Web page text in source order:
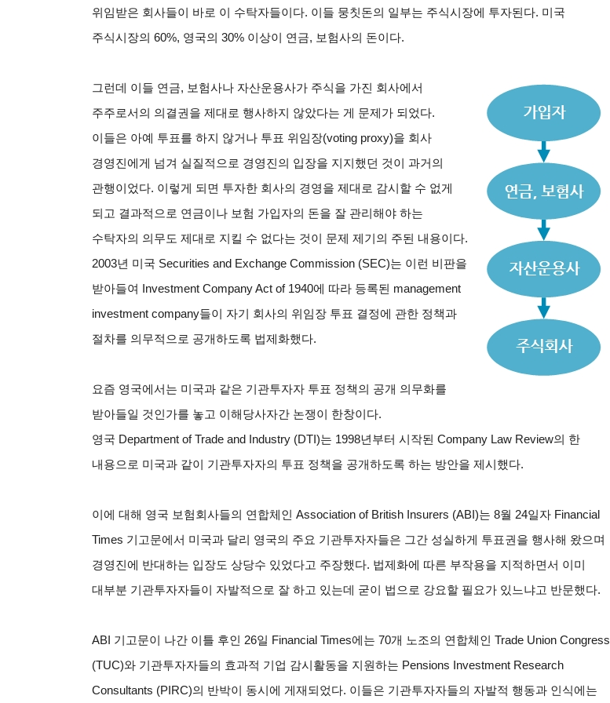
위임받은 회사들이 바로 이 수탁자들이다. 이들 뭉칫돈의 일부는 주식시장에 투자된다. 미국
주식시장의 60%, 영국의 30% 이상이 연금, 보험사의 돈이다.
그런데 이들 연금, 보험사나 자산운용사가 주식을 가진 회사에서
주주로서의 의결권을 제대로 행사하지 않았다는 게 문제가 되었다.
이들은 아예 투표를 하지 않거나 투표 위임장(voting proxy)을 회사
경영진에게 넘겨 실질적으로 경영진의 입장을 지지했던 것이 과거의
관행이었다. 이렇게 되면 투자한 회사의 경영을 제대로 감시할 수 없게
되고 결과적으로 연금이나 보험 가입자의 돈을 잘 관리해야 하는
수탁자의 의무도 제대로 지킬 수 없다는 것이 문제 제기의 주된 내용이다.
2003년 미국 Securities and Exchange Commission (SEC)는 이런 비판을
받아들여 Investment Company Act of 1940에 따라 등록된 management
investment company들이 자기 회사의 위임장 투표 결정에 관한 정책과
절차를 의무적으로 공개하도록 법제화했다.
요즘 영국에서는 미국과 같은 기관투자자 투표 정책의 공개 의무화를
받아들일 것인가를 놓고 이해당사자간 논쟁이 한창이다.
영국 Department of Trade and Industry (DTI)는 1998년부터 시작된 Company Law Review의 한
내용으로 미국과 같이 기관투자자의 투표 정책을 공개하도록 하는 방안을 제시했다.
이에 대해 영국 보험회사들의 연합체인 Association of British Insurers (ABI)는 8월 24일자 Financial
Times 기고문에서 미국과 달리 영국의 주요 기관투자자들은 그간 성실하게 투표권을 행사해 왔으며
경영진에 반대하는 입장도 상당수 있었다고 주장했다. 법제화에 따른 부작용을 지적하면서 이미
대부분 기관투자자들이 자발적으로 잘 하고 있는데 굳이 법으로 강요할 필요가 있느냐고 반문했다.
ABI 기고문이 나간 이틀 후인 26일 Financial Times에는 70개 노조의 연합체인 Trade Union Congress
(TUC)와 기관투자자들의 효과적 기업 감시활동을 지원하는 Pensions Investment Research
Consultants (PIRC)의 반박이 동시에 게재되었다. 이들은 기관투자자들의 자발적 행동과 인식에는